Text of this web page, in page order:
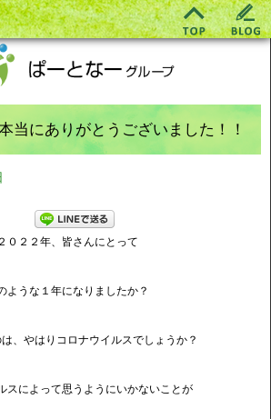
当にありがとうございました！！
２０２２年、皆さんにとって
ような１年になりましたか？
、やはりコロナウイルスでしょうか？
スによって思うようにいかないことが